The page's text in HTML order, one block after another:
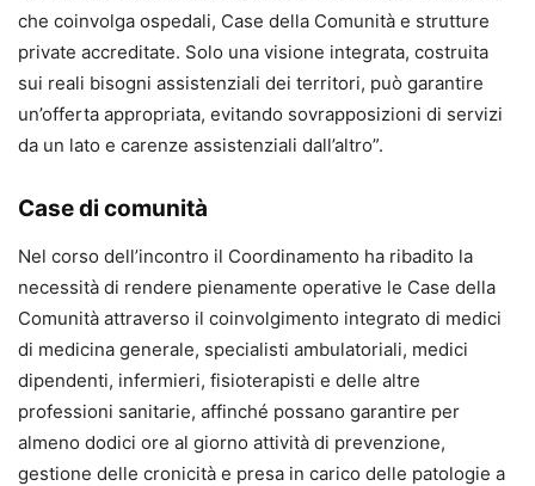
che coinvolga ospedali, Case della Comunità e strutture
private accreditate. Solo una visione integrata, costruita
sui reali bisogni assistenziali dei territori, può garantire
un’offerta appropriata, evitando sovrapposizioni di servizi
da un lato e carenze assistenziali dall’altro”.
Case di comunità
Nel corso dell’incontro il Coordinamento ha ribadito la
necessità di rendere pienamente operative le Case della
Comunità attraverso il coinvolgimento integrato di medici
di medicina generale, specialisti ambulatoriali, medici
dipendenti, infermieri, fisioterapisti e delle altre
professioni sanitarie, affinché possano garantire per
almeno dodici ore al giorno attività di prevenzione,
gestione delle cronicità e presa in carico delle patologie a